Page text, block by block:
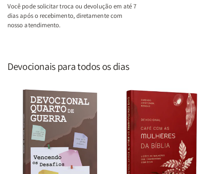
Você pode solicitar troca ou devolução em até 7
dias após o recebimento, diretamente com
nosso atendimento.
Devocionais para todos os dias